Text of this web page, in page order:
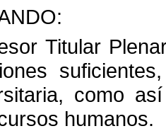
Titular
como
humanos.